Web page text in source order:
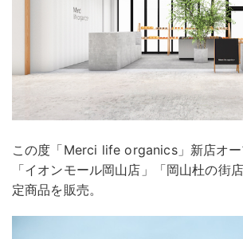
この度「Merci life organics」新店オー
「イオンモール岡山店」「岡山杜の街
定商品を販売。